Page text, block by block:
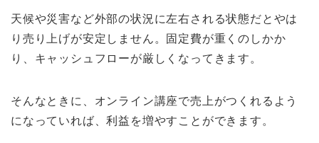
天候や災害など外部の状況に左右される状態だとやは
り売り上げが安定しません。固定費が重くのしかか
り、キャッシュフローが厳しくなってきます。
そんなときに、オンライン講座で売上がつくれるよう
になっていれば、利益を増やすことができます。